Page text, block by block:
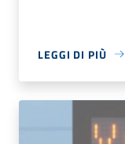
LEGGI DI PIÙ